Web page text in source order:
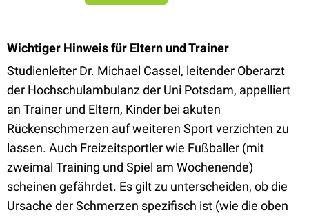
Wichtiger Hinweis für Eltern und Trainer
Studienleiter Dr. Michael Cassel, leitender Oberarzt
der Hochschulambulanz der Uni Potsdam, appelliert
an Trainer und Eltern, Kinder bei akuten
Rückenschmerzen auf weiteren Sport verzichten zu
lassen. Auch Freizeitsportler wie Fußballer (mit
zweimal Training und Spiel am Wochenende)
scheinen gefährdet. Es gilt zu unterscheiden, ob die
Ursache der Schmerzen spezifisch ist (wie die oben